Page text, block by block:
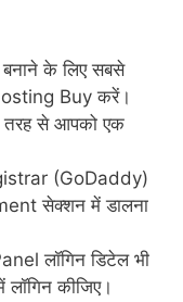
के लिए सबसे
Buy करें।
से आपको एक
(GoDaddy)
सेक्शन में डालना
लॉगिन डिटेल भी
कीजिए।